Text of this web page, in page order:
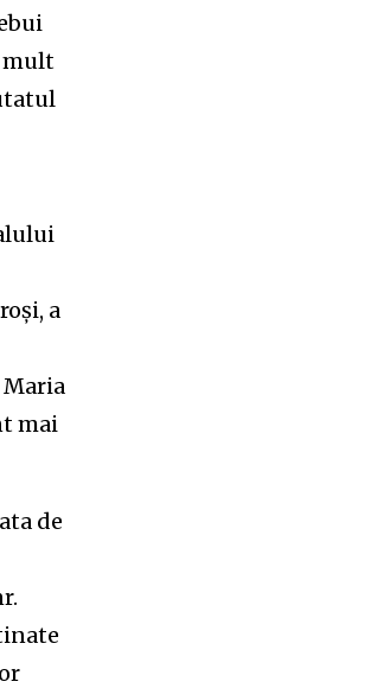
mult
a
mai
de